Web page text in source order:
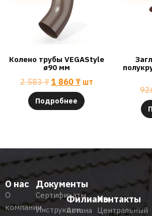
Колено трубы VEGAStyle
ø90 мм
2 583₸ 1 860 ₸ шт
Подробнее
О нас
О
компании
Документы
Сертификаты
Инструкции
Филиалы
Астана
Контакты
Центральный